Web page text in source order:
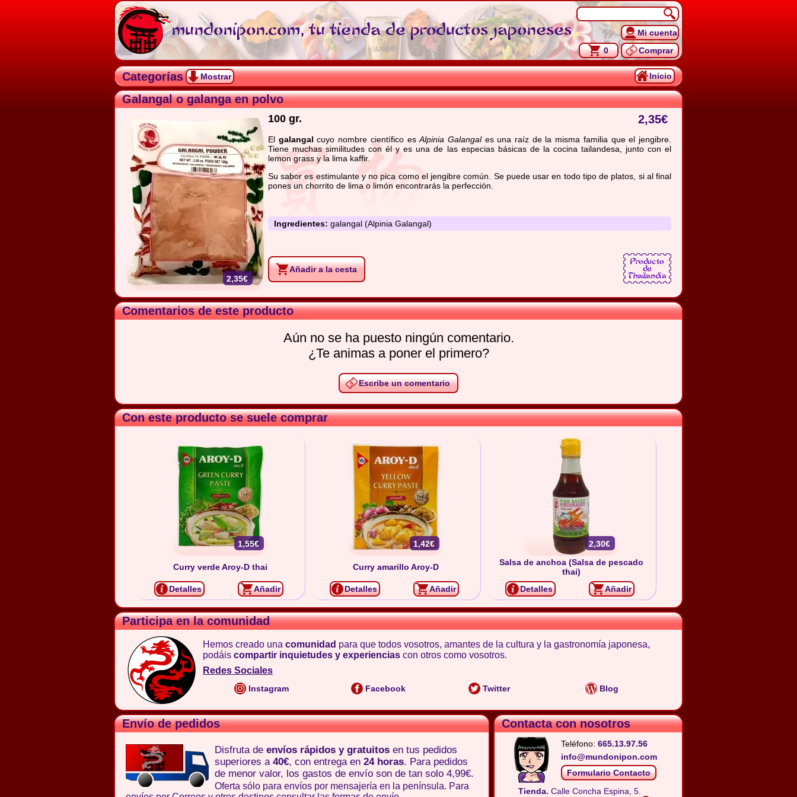
mundonipon.com, tu tienda de productos japoneses
Mi cuenta
0
Comprar
Categorías Mostrar Inicio
Galangal o galanga en polvo
2,35€
100 gr. 2,35€
El galangal cuyo nombre científico esAlpinia Galangales una raíz de la misma familia que el jengibre.
Tiene muchas similitudes con él y es una de las especias básicas de la cocina tailandesa, junto con el
lemon grass y la lima kaffir.
Su sabor es estimulante y no pica como el jengibre común. Se puede usar en todo tipo de platos, si al final
pones un chorrito de lima o limón encontrarás la perfección.
Ingredientes: galangal (Alpinia Galangal)
Añadir a la cesta
Comentarios de este producto
Aún no se ha puesto ningún comentario.
¿Te animas a poner el primero?
Escribe un comentario
Con este producto se suele comprar
1,55€
Curry verde Aroy-D thai
Detalles Añadir
1,42€
Curry amarillo Aroy-D
Detalles Añadir
2,30€
Salsa de anchoa (Salsa de pescado
thai)
Detalles
Añadir
Participa en la comunidad
Hemos creado una comunidad para que todos vosotros, amantes de la cultura y la gastronomía japonesa,
podáis compartir inquietudes y experiencias con otros como vosotros.
Redes Sociales
Instagram Facebook Twitter Blog
Envío de pedidos
Disfruta de envíos rápidos y gratuitos en tus pedidos
superiores a 40€, con entrega en 24 horas. Para pedidos
de menor valor, los gastos de envío son de tan solo 4,99€.
Oferta sólo para envíos por mensajería en la península. Para
Contacta con nosotros
Teléfono: 665.13.97.56
info@mundonipon.com
Formulario Contacto
Tienda. Calle Concha Espina, 5.